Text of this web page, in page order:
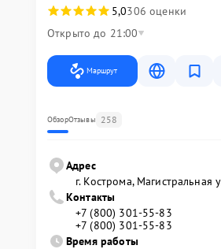
5,0306 оценки
Открыто до 21:00
Маршрут
ОбзорОтзывы 258
Адрес
г. Кострома, Магистральная
Контакты
+7 (800) 301-55-83
+7 (800) 301-55-83
Время работы